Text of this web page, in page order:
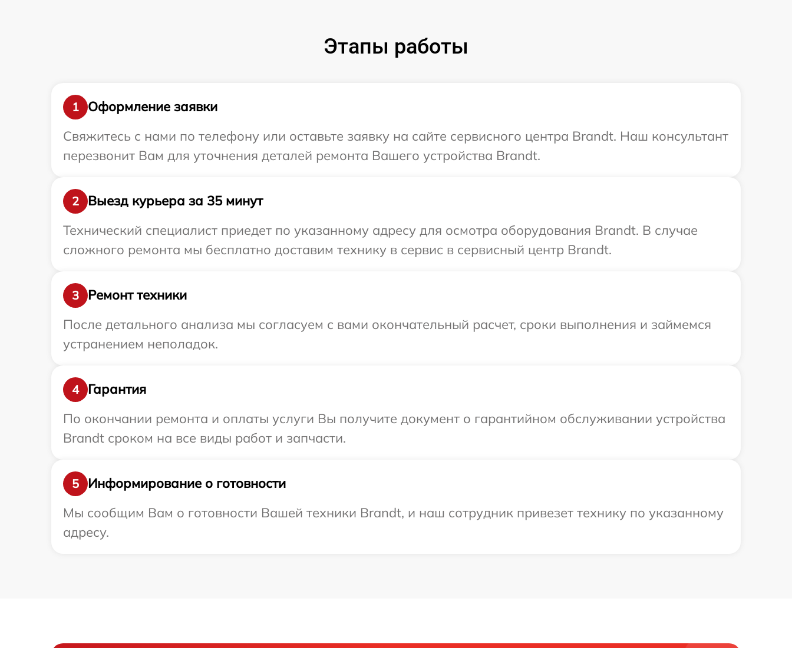
Этапы работы
1
Оформление заявки
Свяжитесь с нами по телефону или оставьте заявку на сайте сервисного центра Brandt. Наш консультант
перезвонит Вам для уточнения деталей ремонта Вашего устройства Brandt.
2
Выезд курьера за 35 минут
Технический специалист приедет по указанному адресу для осмотра оборудования Brandt. В случае
сложного ремонта мы бесплатно доставим технику в сервис в сервисный центр Brandt.
3
Ремонт техники
После детального анализа мы согласуем с вами окончательный расчет, сроки выполнения и займемся
устранением неполадок.
4
Гарантия
По окончании ремонта и оплаты услуги Вы получите документ о гарантийном обслуживании устройства
Brandt сроком на все виды работ и запчасти.
5
Информирование о готовности
Мы сообщим Вам о готовности Вашей техники Brandt, и наш сотрудник привезет технику по указанному
адресу.